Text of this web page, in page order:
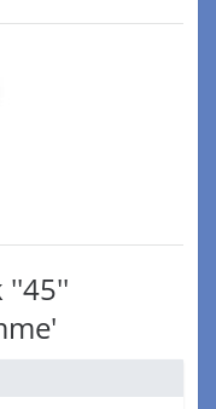
''45''